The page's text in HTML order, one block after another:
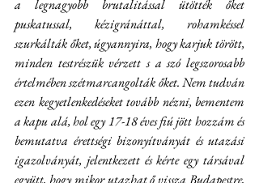
a legnagyobb brutalitással ütötték őket
puskatussal, kézigránáttal, rohamkéssel
szurkálták őket, úgyannyira, hogy karjuk törött,
minden testrészük vérzett s a szó legszorosabb
értelmében szétmarcangolták őket. Nem tudván
ezen kegyetlenkedéseket tovább nézni, bementem
a kapu alá, hol egy 17-18 éves fiú jött hozzám és
bemutatva érettségi bizonyítványát és utazási
igazolványát, jelentkezett és kérte egy társával
együtt, hogy mikor utazhat ő vissza Budapestre,